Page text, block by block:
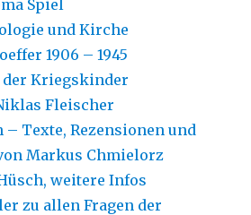
Spiel
und Kirche
1906 – 1945
Kriegskinder
Fleischer
Texte, Rezensionen und
Markus Chmielorz
weitere Infos
zu allen Fragen der